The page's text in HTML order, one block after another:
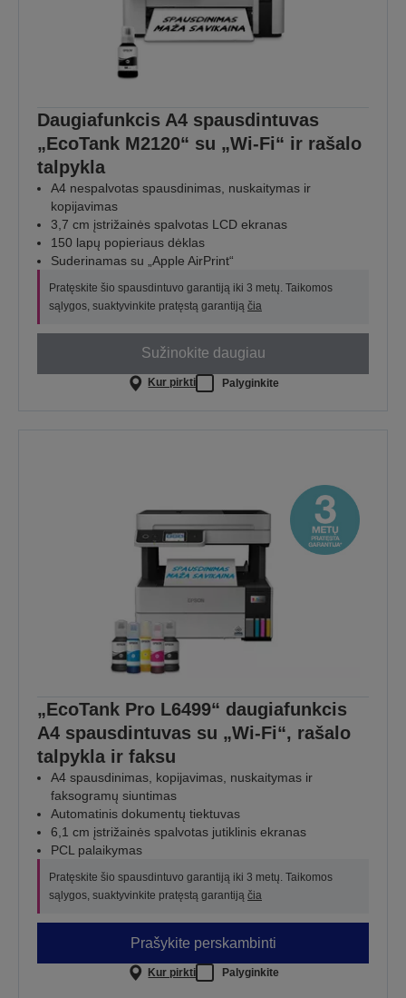
Daugiafunkcis A4 spausdintuvas
„EcoTank M2120“ su „Wi-Fi“ ir rašalo
talpykla
A4 nespalvotas spausdinimas, nuskaitymas ir
kopijavimas
3,7 cm įstrižainės spalvotas LCD ekranas
150 lapų popieriaus dėklas
Suderinamas su „Apple AirPrint“
Pratęskite šio spausdintuvo garantiją iki 3 metų. Taikomos
sąlygos, suaktyvinkite pratęstą garantiją čia
Sužinokite daugiau
Kur pirkti Palyginkite
„EcoTank Pro L6499“ daugiafunkcis
A4 spausdintuvas su „Wi-Fi“, rašalo
talpykla ir faksu
A4 spausdinimas, kopijavimas, nuskaitymas ir
faksogramų siuntimas
Automatinis dokumentų tiektuvas
6,1 cm įstrižainės spalvotas jutiklinis ekranas
PCL palaikymas
Pratęskite šio spausdintuvo garantiją iki 3 metų. Taikomos
sąlygos, suaktyvinkite pratęstą garantiją čia
Prašykite perskambinti
Kur pirkti Palyginkite